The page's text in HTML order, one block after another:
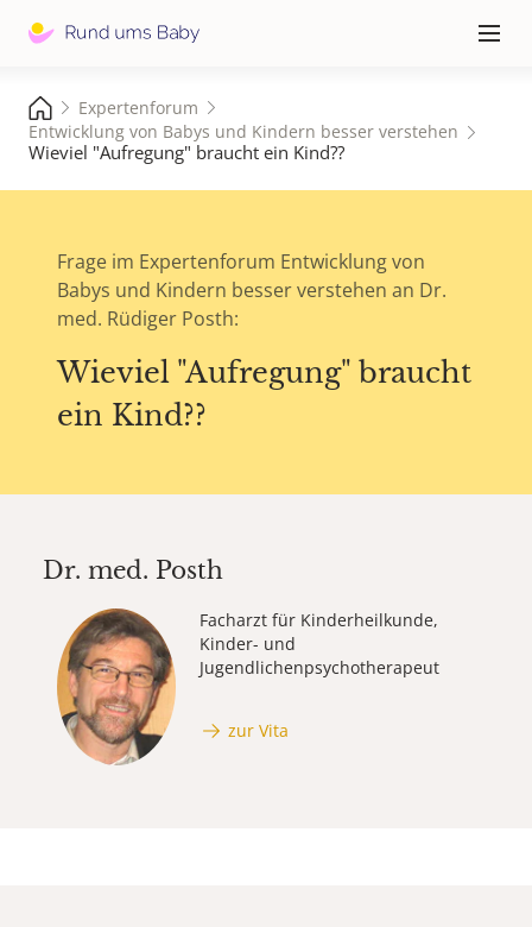
≡
Expertenforum
Entwicklung von Babys und Kindern besser verstehen
Wieviel "Aufregung" braucht ein Kind??
Frage im Expertenforum Entwicklung von
Babys und Kindern besser verstehen an Dr.
med. Rüdiger Posth:
Wieviel "Aufregung" braucht
ein Kind??
Dr. med. Posth
Facharzt für Kinderheilkunde,
Kinder- und
Jugendlichenpsychotherapeut
zur Vita